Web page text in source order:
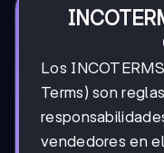
Los
Terms) son
vendedores en